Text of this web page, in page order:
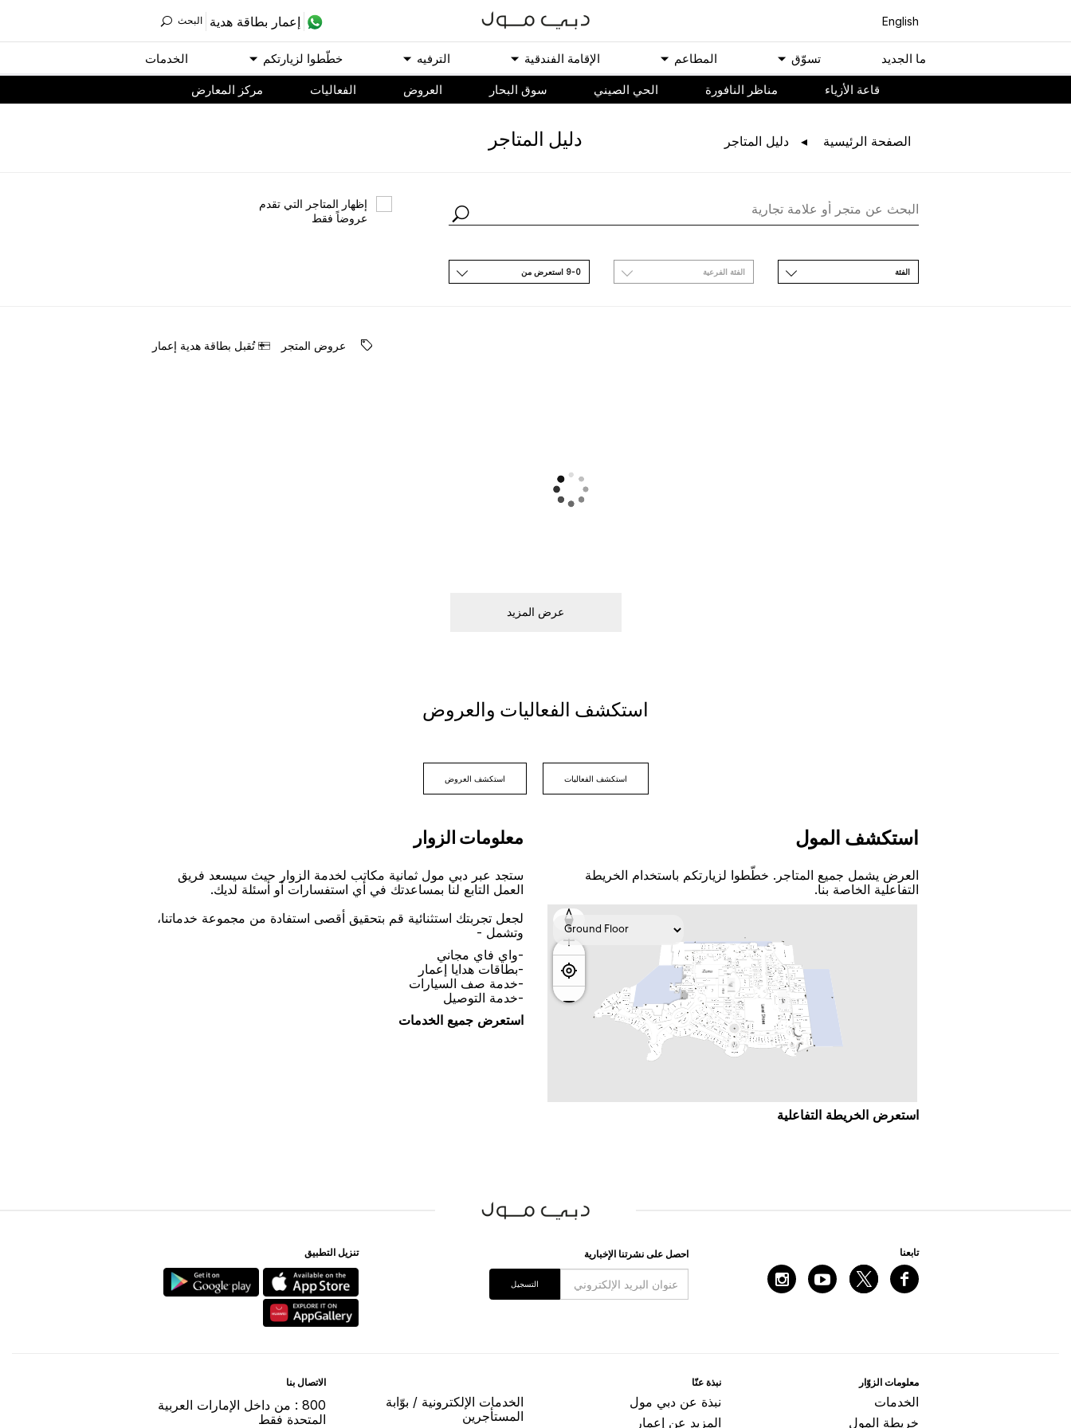
English ﺇﻋﻤﺎﺭ ﺑﻄﺎﻗﺔ ﻫﺪﻳﺔ اﻟﺒﺤﺚ
ﻣﺎ اﻟﺠﺪﻳﺪ ﺗﺴﻮّﻕ اﻟﻤﻄﺎﻋﻢ اﻹﻗﺎﻣﺔ اﻟﻔﻨﺪﻗﻴﺔ اﻟﺘﺮﻓﻴﻪ ﺧﻄّﻄﻮا ﻟﺰﻳﺎﺭﺗﻜﻢ اﻟﺨﺪﻣﺎﺕ
ﻗﺎﻋﺔ اﻷﺯﻳﺎء مناظر النافورة الحي الصيني سوق البحار اﻟﻌﺮﻭﺽ اﻟﻔﻌﺎﻟﻴﺎﺕ مركز المعارض
اﻟﺼﻔﺤﺔ اﻟﺮﺋﻴﺴﻴﺔ ﺩﻟﻴﻞ اﻟﻤﺘﺎﺟﺮ ﺩﻟﻴﻞ اﻟﻤﺘﺎﺟﺮ
ﺇﻇﻬﺎﺭ اﻟﻤﺘﺎﺟﺮ اﻟﺘﻲ ﺗﻘﺪﻡ
ﻋﺮﻭﺿﺎً ﻓﻘﻂ
اﻟﻔﺌﺔ اﻟﻔﺌﺔ اﻟﻔﺮﻋﻴﺔ 9-0 اﺳﺘﻌﺮﺽ ﻣﻦ
ﻋﺮﻭﺽ اﻟﻤﺘﺠﺮ ﺗُﻘﺒﻞ ﺑﻄﺎﻗﺔ ﻫﺪﻳﺔ ﺇﻋﻤﺎﺭ
ﻋﺮﺽ اﻟﻤﺰﻳﺪ
اﺳﺘﻜﺸﻒ اﻟﻔﻌﺎﻟﻴﺎﺕ ﻭاﻟﻌﺮﻭﺽ
اﺳﺘﻜﺸﻒ اﻟﻔﻌﺎﻟﻴﺎﺕ اﺳﺘﻜﺸﻒ اﻟﻌﺮﻭﺽ
اﺳﺘﻜﺸﻒ اﻟﻤﻮﻝ
اﻟﻌﺮﺽ ﻳﺸﻤﻞ ﺟﻤﻴﻊ اﻟﻤﺘﺎﺟﺮ. ﺧﻄّﻄﻮا ﻟﺰﻳﺎﺭﺗﻜﻢ ﺑﺎﺳﺘﺨﺪاﻡ اﻟﺨﺮﻳﻄﺔ
اﻟﺘﻔﺎﻋﻠﻴﺔ اﻟﺨﺎﺻﺔ ﺑﻨﺎ.
اﺳﺘﻌﺮﺽ اﻟﺨﺮﻳﻄﺔ اﻟﺘﻔﺎﻋﻠﻴﺔ
ﻣﻌﻠﻮﻣﺎﺕ اﻟﺰﻭاﺭ
ﺳﺘﺠﺪ ﻋﺒﺮ ﺩﺑﻲ ﻣﻮﻝ ﺛﻤﺎﻧﻴﺔ ﻣﻜﺎﺗﺐ ﻟﺨﺪﻣﺔ اﻟﺰﻭاﺭ ﺣﻴﺚ ﺳﻴﺴﻌﺪ ﻓﺮﻳﻖ
اﻟﻌﻤﻞ اﻟﺘﺎﺑﻊ ﻟﻨﺎ ﺑﻤﺴﺎﻋﺪﺗﻚ ﻓﻲ ﺃﻱ اﺳﺘﻔﺴﺎﺭاﺕ ﺃﻭ ﺃﺳﺌﻠﺔ ﻟﺪﻳﻚ.
ﻟﺠﻌﻞ ﺗﺠﺮﺑﺘﻚ اﺳﺘﺜﻨﺎﺋﻴﺔ ﻗﻢ ﺑﺘﺤﻘﻴﻖ ﺃﻗﺼﻰ اﺳﺘﻔﺎﺩﺓ ﻣﻦ ﻣﺠﻤﻮﻋﺔ ﺧﺪﻣﺎﺗﻨﺎ،
ﻭﺗﺸﻤﻞ -
-ﻭاﻱ ﻓﺎﻱ ﻣﺠﺎﻧﻲ
-ﺑﻄﺎﻗﺎﺕ ﻫﺪاﻳﺎ ﺇﻋﻤﺎﺭ
-ﺧﺪﻣﺔ ﺻﻒ اﻟﺴﻴﺎﺭاﺕ
-ﺧﺪﻣﺔ اﻟﺘﻮﺻﻴﻞ
اﺳﺘﻌﺮﺽ ﺟﻤﻴﻊ اﻟﺨﺪﻣﺎﺕ
ﺗﺎﺑﻌﻨﺎ اﺣﺼﻞ ﻋﻠﻰ ﻧﺸﺮﺗﻨﺎ اﻹﺧﺒﺎﺭﻳﺔ
اﻟﺘﺴﺠﻴﻞ
ﺗﻨﺰﻳﻞ اﻟﺘﻄﺒﻴﻖ
ﻣﻌﻠﻮﻣﺎﺕ اﻟﺰﻭّاﺭ
اﻟﺨﺪﻣﺎﺕ
ﺧﺮﻳﻄﺔ اﻟﻤﻮﻝ
ﻧﺒﺬﺓ ﻋﻨّﺎ
ﻧﺒﺬﺓ ﻋﻦ ﺩﺑﻲ ﻣﻮﻝ
المزيد عن إعمار
اﻟﺨﺪﻣﺎﺕ اﻹﻟﻜﺘﺮﻭﻧﻴﺔ / ﺑﻮّاﺑﺔ
اﻟﻤﺴﺘﺄﺟﺮﻳﻦ
اﻻﺗﺼﺎﻝ ﺑﻨﺎ
800 : ﻣﻦ ﺩاﺧﻞ اﻹﻣﺎﺭاﺕ اﻟﻌﺮﺑﻴﺔ
اﻟﻤﺘﺤﺪﺓ ﻓﻘﻂ